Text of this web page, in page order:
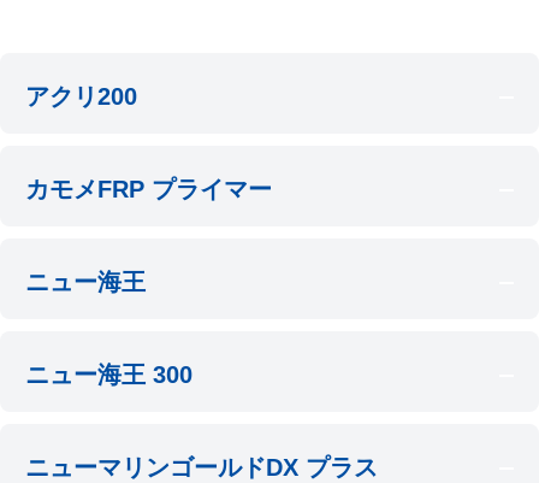
アクリ200
カモメFRP プライマー
ニュー海王
ニュー海王 300
ニューマリンゴールドDX プラス